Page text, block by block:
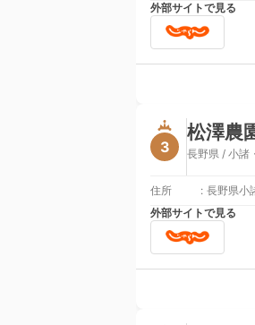
外部サイトで見る
3
松澤農
長野県 / 小諸
住所 : 長野県小
外部サイトで見る